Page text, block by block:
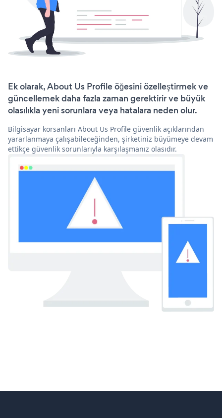
Ek olarak, About Us Profile öğesini özelleştirmek ve
güncellemek daha fazla zaman gerektirir ve büyük
olasılıkla yeni sorunlara veya hatalara neden olur.
Bilgisayar korsanları About Us Profile güvenlik açıklarından
yararlanmaya çalışabileceğinden, şirketiniz büyümeye devam
ettikçe güvenlik sorunlarıyla karşılaşmanız olasıdır.